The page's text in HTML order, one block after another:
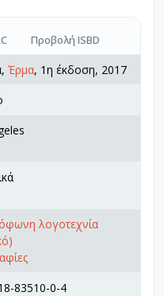
Προβολή ISBD
Έρμα, 1η έκδοση, 2017
λογοτεχνία
83510-0-4